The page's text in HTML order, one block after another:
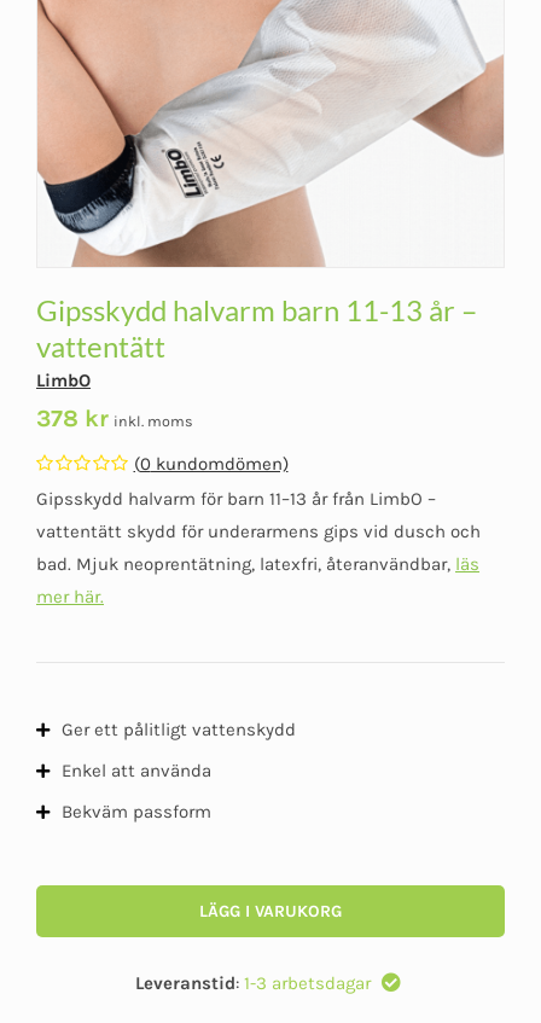
Gipsskydd halvarm barn 11-13 år –
vattentätt
LimbO
378 kr inkl. moms
Betygsatt
0
av
(0kundomdömen)
Gipsskydd halvarm för barn 11–13 år från LimbO –
vattentätt skydd för underarmens gips vid dusch och
bad. Mjuk neoprentätning, latexfri, återanvändbar, läs
mer här.
Ger ett pålitligt vattenskydd
Enkel att använda
Bekväm passform
LÄGG I VARUKORG
Leveranstid: 1-3 arbetsdagar